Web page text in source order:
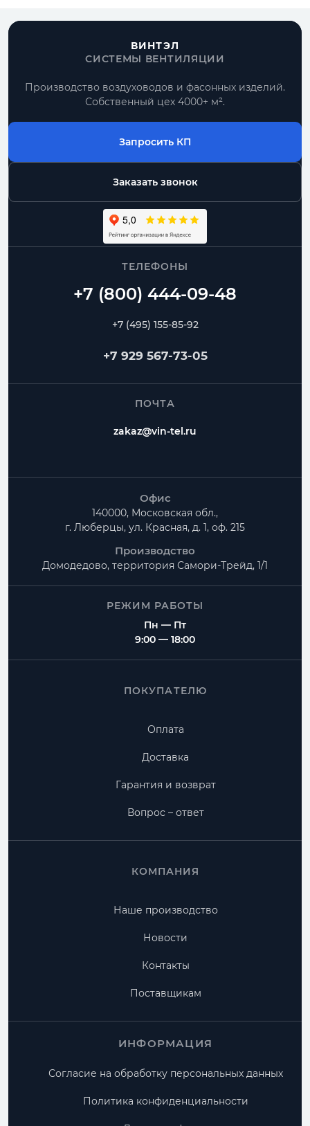
ВИНТЭЛ
СИСТЕМЫ ВЕНТИЛЯЦИИ
Производство воздуховодов и фасонных изделий.
Собственный цех 4000+ м².
Запросить КП
Заказать звонок
ТЕЛЕФОНЫ
+7 (495) 155-85-92
+7 929 567-73-05
ПОЧТА
zakaz@vin-tel.ru
Офис
140000, Московская обл.,
г. Люберцы, ул. Красная, д. 1, оф. 215
Производство
Домодедово, территория Самори-Трейд, 1/1
РЕЖИМ РАБОТЫ
Пн — Пт
9:00 — 18:00
ПОКУПАТЕЛЮ
Оплата
Доставка
Гарантия и возврат
Вопрос – ответ
КОМПАНИЯ
Наше производство
Новости
Контакты
Поставщикам
ИНФОРМАЦИЯ
Согласие на обработку персональных данных
Политика конфиденциальности